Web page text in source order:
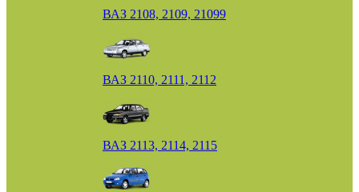
ВАЗ 2108, 2109, 21099
ВАЗ 2110, 2111, 2112
ВАЗ 2113, 2114, 2115